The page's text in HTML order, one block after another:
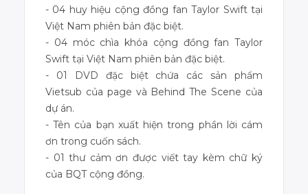
- 04 huy hiệu cộng đồng fan Taylor Swift tại
Việt Nam phiên bản đặc biệt.
- 04 móc chìa khóa cộng đồng fan Taylor
Swift tại Việt Nam phiên bản đặc biệt.
- 01 DVD đặc biệt chứa các sản phẩm
Vietsub của page và Behind The Scene của
dự án.
- Tên của bạn xuất hiện trong phần lời cám
ơn trong cuốn sách.
- 01 thư cảm ơn được viết tay kèm chữ ký
của BQT cộng đồng.